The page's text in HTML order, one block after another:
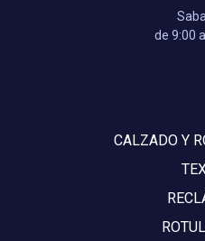
de 9:00
CALZADO Y